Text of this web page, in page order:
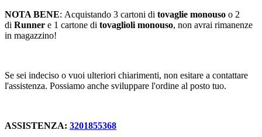
NOTA BENE: Acquistando 3 cartoni di tovaglie monouso o 2
di Runner e 1 cartone di tovaglioli monouso, non avrai rimanenze
in magazzino!
Se sei indeciso o vuoi ulteriori chiarimenti, non esitare a contattare
l'assistenza. Possiamo anche sviluppare l'ordine al posto tuo.
ASSISTENZA: 3201855368